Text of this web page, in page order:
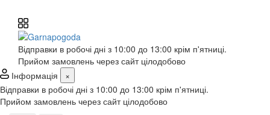
Відправки в робочі дні з 10:00 до 13:00 крім п'ятниці.
Прийом замовлень через сайт цілодобово
Інформація
×
Відправки в робочі дні з 10:00 до 13:00 крім п'ятниці.
Прийом замовлень через сайт цілодобово